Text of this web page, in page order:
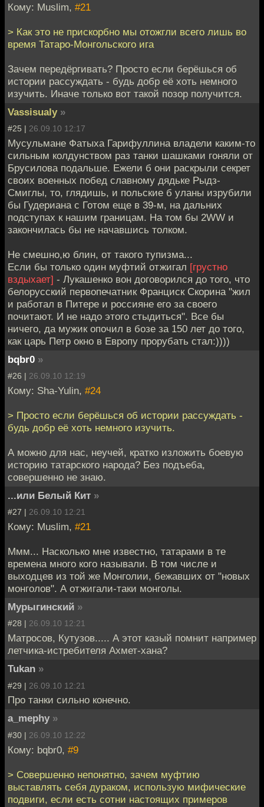
Кому: Muslim, #21
> Как это не прискорбно мы отожгли всего лишь во
время Татаро-Монгольского ига
Зачем передёргивать? Просто если берёшься об
истории рассуждать - будь добр её хоть немного
изучить. Иначе только вот такой позор получится.
Vassisualy »
#25 | 26.09.10 12:17
Мусульмане Фатыха Гарифуллина владели каким-то
сильным колдунством раз танки шашками гоняли от
Брусилова подальше. Ежели б они раскрыли секрет
своих военных побед славному дядьке Рыдз-
Смиглы, то, глядишь, и польские б уланы изрубили
бы Гудериана с Готом еще в 39-м, на дальних
подступах к нашим границам. На том бы 2WW и
закончилась бы не начавшись толком.
Не смешно,ю блин, от такого тупизма...
Если бы только один муфтий отжигал [грустно
вздыхает] - Лукашенко вон договорился до того, что
белорусский первопечатник Франциск Скорина "жил
и работал в Питере и россияне его за своего
почитают. И не надо этого стыдиться". Все бы
ничего, да мужик опочил в бозе за 150 лет до того,
как царь Петр окно в Европу прорубать стал:))))
bqbr0 »
#26 | 26.09.10 12:19
Кому: Sha-Yulin, #24
> Просто если берёшься об истории рассуждать -
будь добр её хоть немного изучить.
А можно для нас, неучей, кратко изложить боевую
историю татарского народа? Без подъеба,
совершенно не знаю.
...или Белый Кит »
#27 | 26.09.10 12:21
Кому: Muslim, #21
Ммм... Насколько мне известно, татарами в те
времена много кого называли. В том числе и
выходцев из той же Монголии, бежавших от "новых
монголов". А отжигали-таки монголы.
Мурыгинский »
#28 | 26.09.10 12:21
Матросов, Кутузов..... А этот казый помнит например
летчика-истребителя Ахмет-хана?
Tukan »
#29 | 26.09.10 12:21
Про танки сильно конечно.
a_mephy »
#30 | 26.09.10 12:22
Кому: bqbr0, #9
> Совершенно непонятно, зачем муфтию
выставлять себя дураком, использую мифические
подвиги, если есть сотни настоящих примеров